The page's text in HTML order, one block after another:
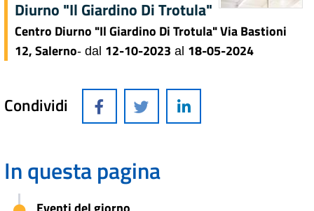
Diurno "Il Giardino Di Trotula"
Centro Diurno "Il Giardino Di Trotula" Via Bastioni
12, Salerno- dal 12-10-2023 al 18-05-2024
Condividi
In questa pagina